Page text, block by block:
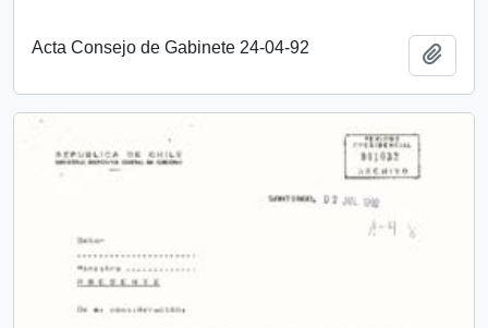
Acta Consejo de Gabinete 24-04-92